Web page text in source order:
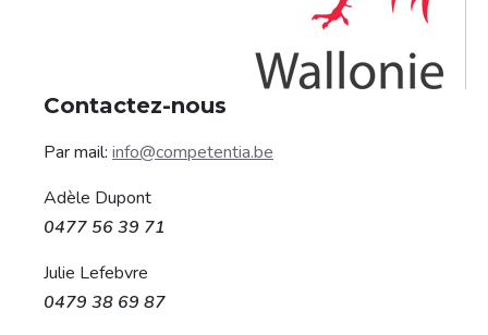
Contactez-nous
Par mail: info@competentia.be
Adèle Dupont
0477 56 39 71
Julie Lefebvre
0479 38 69 87